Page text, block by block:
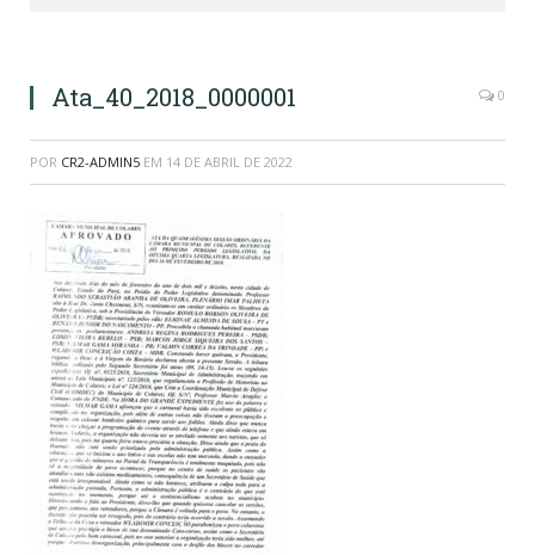
Ata_40_2018_0000001 0
POR CR2-ADMIN5 EM 14 DE ABRIL DE 2022